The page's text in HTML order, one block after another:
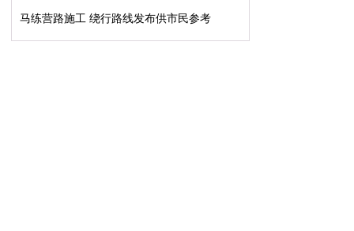
马练营路施工 绕行路线发布供市民参考